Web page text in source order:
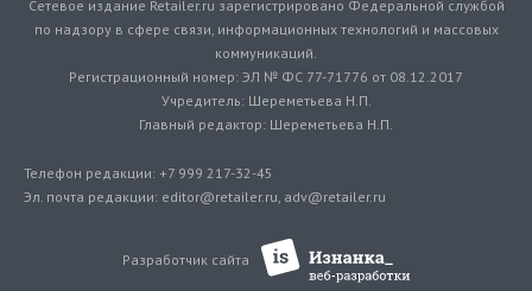
Сетевое издание Retailer.ru зарегистрировано Федеральной службой
по надзору в сфере связи, информационных технологий и массовых
коммуникаций.
Регистрационный номер: ЭЛ № ФС 77-71776 от 08.12.2017
Учредитель: Шереметьева Н.П.
Главный редактор: Шереметьева Н.П.
Телефон редакции: +7 999 217-32-45
Эл. почта редакции: editor@retailer.ru, adv@retailer.ru
Разработчик сайта